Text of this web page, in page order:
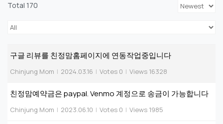
Total 170
구글 리뷰를 친정맘홈페이지에 연동작업중입니다
Chinjung Mom | 2024.03.16 | Votes 0 | Views 16328
친정맘예약금은 paypal. Venmo 계정으로 송금이 가능합니다
Chinjung Mom | 2023.06.10 | Votes 0 | Views 1985